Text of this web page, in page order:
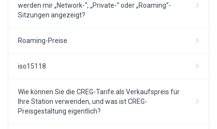
werden mir „Network-“, „Private-“ oder „Roaming“-
Sitzungen angezeigt?
Roaming-Preise
iso15118
Wie können Sie die CREG-Tarife als Verkaufspreis für
Ihre Station verwenden, und was ist CREG-
Preisgestaltung eigentlich?